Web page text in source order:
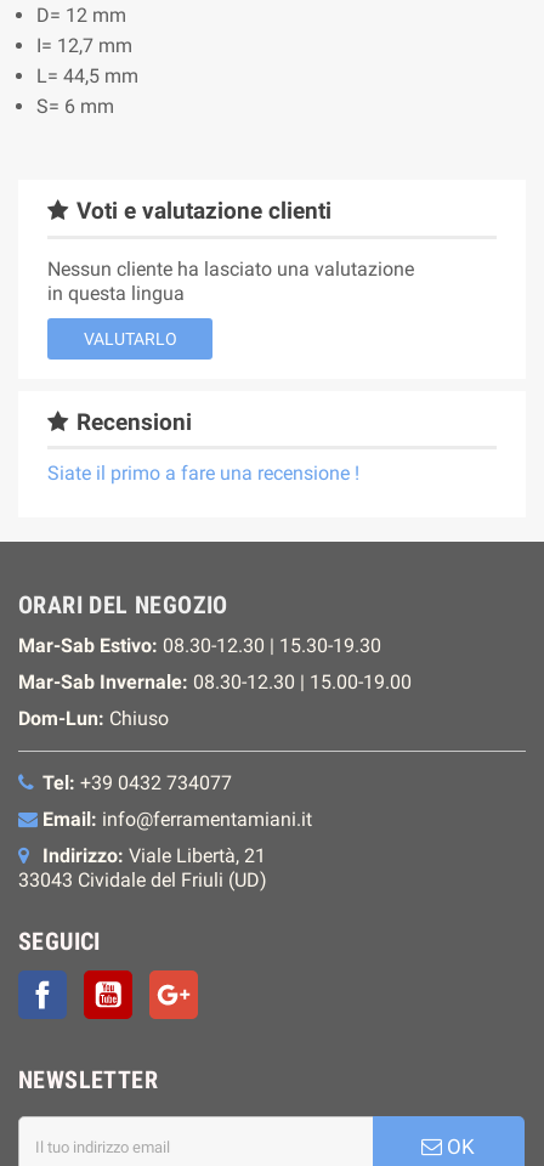
D= 12 mm
I= 12,7 mm
L= 44,5 mm
S= 6 mm
Voti e valutazione clienti
Nessun cliente ha lasciato una valutazione
in questa lingua
VALUTARLO
Recensioni
Siate il primo a fare una recensione !
ORARI DEL NEGOZIO
Mar-Sab Estivo: 08.30-12.30 | 15.30-19.30
Mar-Sab Invernale: 08.30-12.30 | 15.00-19.00
Dom-Lun: Chiuso
Tel: +39 0432 734077
Email: info@ferramentamiani.it
Indirizzo: Viale Libertà, 21
33043 Cividale del Friuli (UD)
SEGUICI
FacebookYouTube
NEWSLETTER
OK